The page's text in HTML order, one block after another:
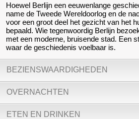
Hoewel Berlijn een eeuwenlange
name de Tweede Wereldoorlog en de
voor een groot deel het gezicht van het
bepaald. Wie tegenwoordig Berlijn
met een moderne, bruisende stad. Een
waar de geschiedenis voelbaar is.
BEZIENSWAARDIGHEDEN
OVERNACHTEN
ETEN EN DRINKEN